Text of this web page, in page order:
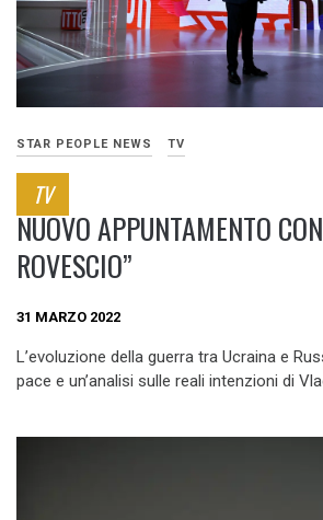
STAR PEOPLE NEWS TV
TV
NUOVO APPUNTAMENTO
ROVESCIO”
31 MARZO 2022
L’evoluzione della guerra tra Ucraina e
pace e un’analisi sulle reali intenzioni di